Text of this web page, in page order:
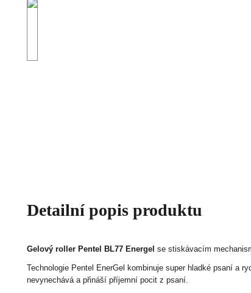
Detailní popis produktu
Gelový roller Pentel BL77 Energel se stiskávacím
Technologie Pentel EnerGel kombinuje super hladké psaní a
nevynechává a přináší příjemní pocit z psaní.